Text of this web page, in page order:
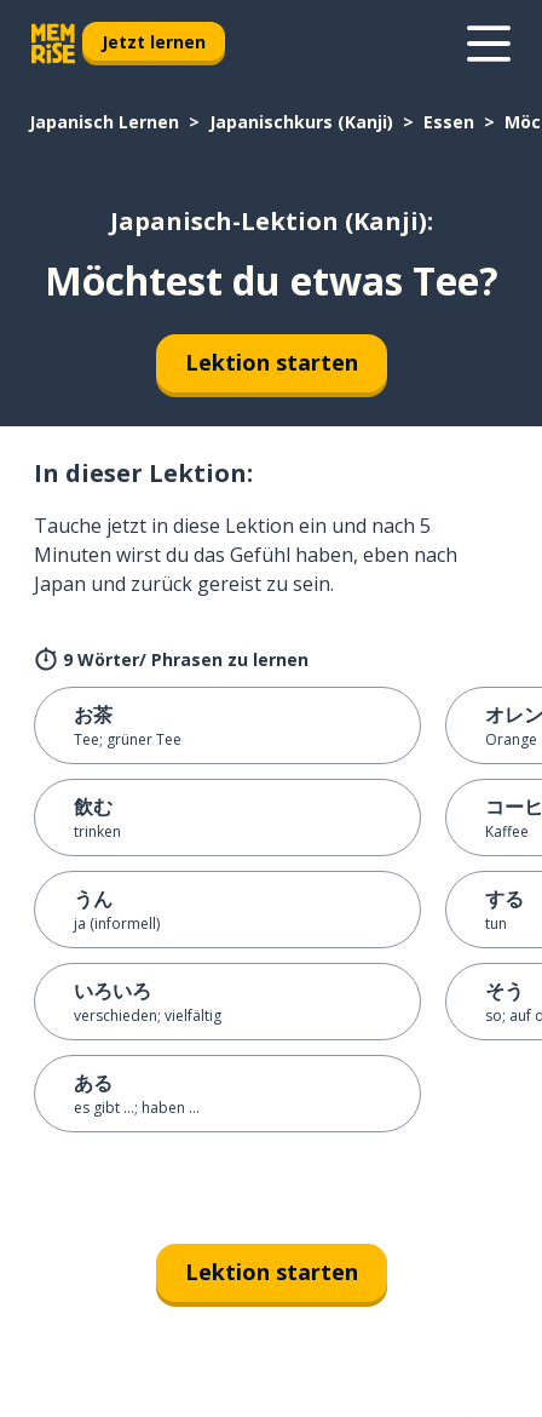
Jetzt lernen
Japanisch Lernen Japanischkurs (Kanji) Essen
Japanisch-Lektion (Kanji):
Möchtest du etwas Tee?
Lektion starten
In dieser Lektion:
Tauche jetzt in diese Lektion ein und nach 5
Minuten wirst du das Gefühl haben, eben nach
Japan und zurück gereist zu sein.
9 Wörter/ Phrasen zu lernen
お茶
Tee; grüner Tee
飲む
trinken
うん
ja (informell)
いろいろ
verschieden; vielfältig
ある
es gibt ...; haben ...
オレ
Orange
コー
Kaffee
する
tun
そう
so; auf
Lektion starten